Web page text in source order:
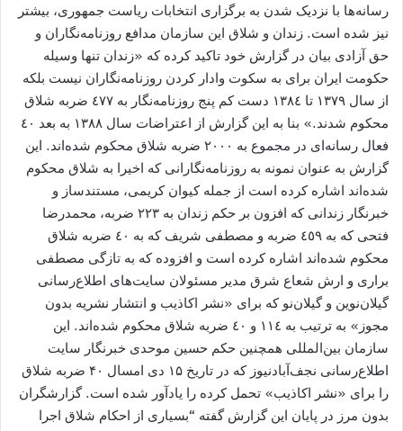
رسانه‌ها با نزدیک شدن به برگزاری انتخابات ریاست جمهوری، بیشتر
نیز شده است. زندان و شلاق اين سازمان مدافع روزنامه‌نگاران و
حق آزادى بيان در گزارش خود تاكيد كرده كه «زندان تنها وسیله
حكومت ايران برای به سکوت وادار کردن روزنامه‌نگاران نیست بلكه
از سال ١٣٧٩ تا ١٣٨٤ دست کم پنج روزنامه‌نگار به ٤٧٧ ضربه شلاق
محکوم شدند.» بنا به اين گزارش از اعتراضات سال ١٣٨٨ به بعد ٤٠
فعال رسانه‌ای در مجموع به ٢٠٠٠ ضربه شلاق محکوم شده‌اند. این
گزارش به عنوان نمونه به روزنامه‌نگارانى كه اخيرا به شلاق محكوم
شده‌اند اشاره کرده است از جمله کیوان کریمی، مستندساز و
خبرنگار زندانی که افزون بر حکم زندان به ٢٢٣ ضربه، محمدرضا
فتحی که به ٤٥٩ ضربه و مصطفی شریف که به ٤٠ ضربه شلاق
محکوم شده‌اند اشاره کرده است و افزوده که به تازگی مصطفی
براری و ارش شعاع شرق مدیر مسئولان سایت‌های اطلاع‌رسانی
گیلان‌نوین و گیلان‌نو كه برای «نشر اکاذیب و انتشار نشریه بدون
مجوز» به ترتیب به ١١٤ و ٤٠ ضربه شلاق محکوم شده‌اند. این
سازمان بین‌المللی همچنين حكم حسین موحدی خبرنگار سایت
اطلاع‌رسانی نجف‌آبادنیوز كه در تاریخ ۱۵ دی امسال ۴۰ ضربه شلاق
را برای «نشر اکاذیب» تحمل کرده را یادآور شده است. گزارشگران
بدون مرز در پايان اين گزارش گفته “بسیاری از احکام شلاق اجرا